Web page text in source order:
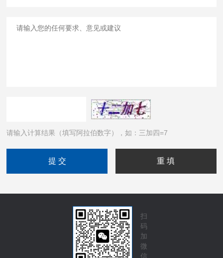
请输入计算结果（填写阿拉伯数字），如：三加四=7
扫
码
加
微
信